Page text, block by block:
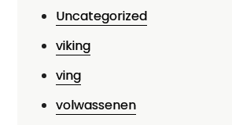
Uncategorized
viking
ving
volwassenen